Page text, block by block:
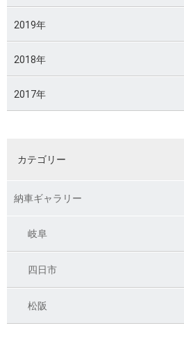
2019年
2018年
2017年
カテゴリー
納車ギャラリー
岐阜
四日市
松阪